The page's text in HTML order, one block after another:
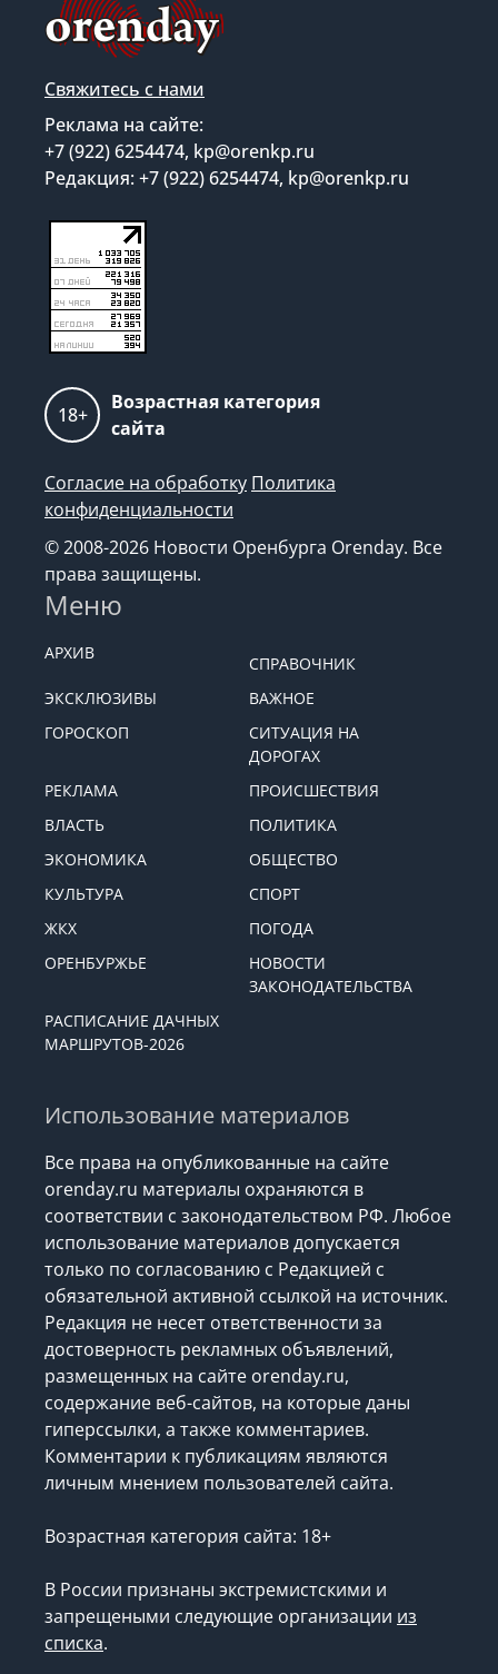
Свяжитесь с нами
Реклама на сайте:
+7 (922) 6254474, kp@orenkp.ru
Редакция: +7 (922) 6254474, kp@orenkp.ru
18+
Возрастная категория
сайта
Согласие на обработку Политика
конфиденциальности
© 2008-2026 Новости Оренбурга Orenday. Все
права защищены.
Меню
АРХИВ
СПРАВОЧНИК
ЭКСКЛЮЗИВЫ
ВАЖНОЕ
ГОРОСКОП
СИТУАЦИЯ НА
ДОРОГАХ
РЕКЛАМА
ПРОИСШЕСТВИЯ
ВЛАСТЬ
ПОЛИТИКА
ЭКОНОМИКА
ОБЩЕСТВО
КУЛЬТУРА
СПОРТ
ЖКХ
ПОГОДА
ОРЕНБУРЖЬЕ
НОВОСТИ
ЗАКОНОДАТЕЛЬСТВА
РАСПИСАНИЕ ДАЧНЫХ
МАРШРУТОВ-2026
Использование материалов
Все права на опубликованные на сайте
orenday.ru материалы охраняются в
соответствии с законодательством РФ. Любое
использование материалов допускается
только по согласованию с Редакцией с
обязательной активной ссылкой на источник.
Редакция не несет ответственности за
достоверность рекламных объявлений,
размещенных на сайте orenday.ru,
содержание веб-сайтов, на которые даны
гиперссылки, а также комментариев.
Комментарии к публикациям являются
личным мнением пользователей сайта.
Возрастная категория сайта: 18+
В России признаны экстремистскими и
запрещеными следующие организации из
списка.